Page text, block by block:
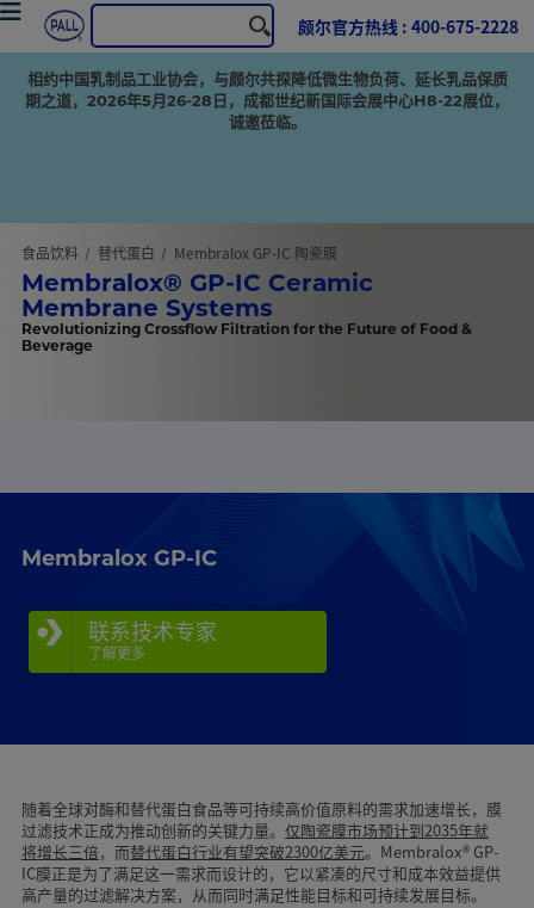
相约中国乳制品工业协会，与颇尔共探降低微生物负荷、延长乳品保质
期之道，2026年5月26-28日，成都世纪新国际会展中心H8-22展位，
诚邀莅临。
颇尔官方热线 : 400-675-2228
食品饮料 替代蛋白 Membralox GP-IC 陶瓷膜
Membralox® GP-IC Ceramic
Membrane Systems
Revolutionizing Crossflow Filtration for the Future of Food &
Beverage
Membralox GP-IC
联系技术专家
了解更多
随着全球对酶和替代蛋白食品等可持续高价值原料的需求加速增长，膜
过滤技术正成为推动创新的关键力量。 仅陶瓷膜市场预计到2035年就
将增长三倍，而替代蛋白行业有望突破2300亿美元。Membralox® GP-
IC膜正是为了满足这一需求而设计的，它以紧凑的尺寸和成本效益提供
高产量的过滤解决方案，从而同时满足性能目标和可持续发展目标。